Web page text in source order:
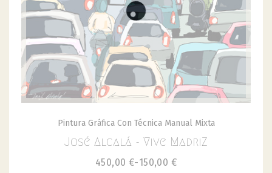
Pintura Gráfica Con Técnica Manual Mixta
José Alcalá - Vive MadriZ
150,00 €
-
450,00 €